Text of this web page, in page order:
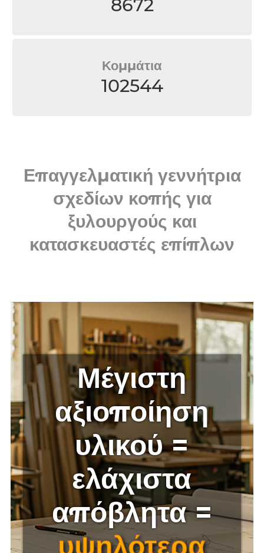
8672
Κομμάτια
102544
Επαγγελματική γεννήτρια
σχεδίων κοπής για
ξυλουργούς και
κατασκευαστές επίπλων
Μέγιστη
αξιοποίηση
υλικού =
ελάχιστα
απόβλητα =
υψηλότερα